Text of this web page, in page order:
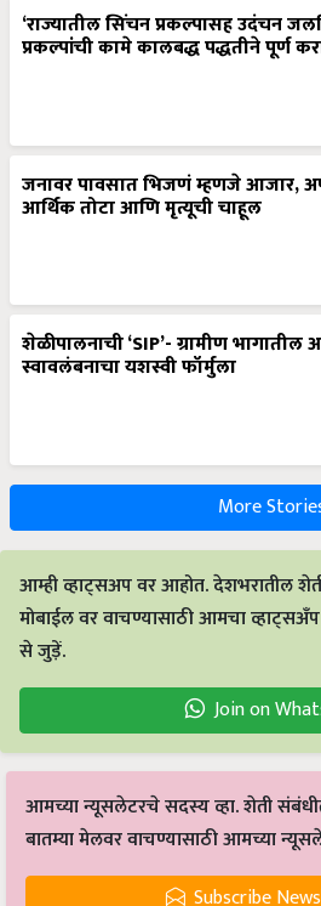
‘राज्यातील सिंचन प्रकल्पासह उदंचन
प्रकल्पांची कामे कालबद्ध पद्धतीने पूर्ण
जनावर पावसात भिजणं म्हणजे आजार,
आर्थिक तोटा आणि मृत्यूची चाहूल
शेळीपालनाची ‘SIP’- ग्रामीण भागातील
स्वावलंबनाचा यशस्वी फॉर्मुला
More
आम्ही व्हाट्सअप वर आहोत. देशभरातील
मोबाईल वर वाचण्यासाठी आमचा
से जुड़ें.
Join on
आमच्या न्यूसलेटरचे सदस्य व्हा. शेती
बातम्या मेलवर वाचण्यासाठी आमच्या
Subscribe